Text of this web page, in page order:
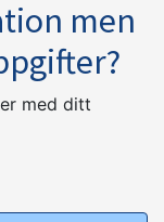
men
med ditt